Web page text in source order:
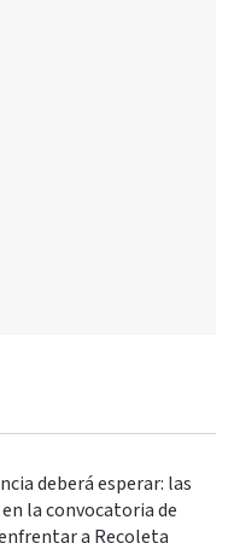
deberá esperar: las
la convocatoria de
a Recoleta